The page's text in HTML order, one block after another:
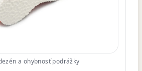
a ohybnosť podrážky